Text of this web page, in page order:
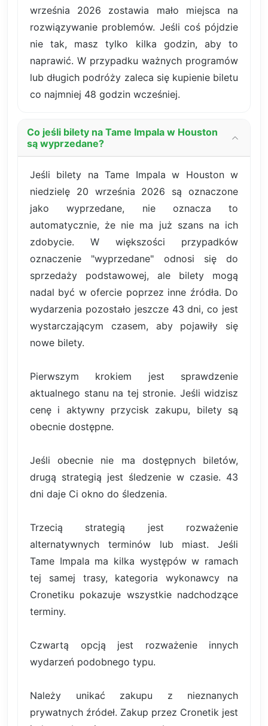
września 2026 zostawia mało miejsca na
rozwiązywanie problemów. Jeśli coś pójdzie
nie tak, masz tylko kilka godzin, aby to
naprawić. W przypadku ważnych programów
lub długich podróży zaleca się kupienie biletu
co najmniej 48 godzin wcześniej.
Co jeśli bilety na Tame Impala w Houston
są wyprzedane?
Jeśli bilety na Tame Impala w Houston w
niedzielę 20 września 2026 są oznaczone
jako wyprzedane, nie oznacza to
automatycznie, że nie ma już szans na ich
zdobycie. W większości przypadków
oznaczenie "wyprzedane" odnosi się do
sprzedaży podstawowej, ale bilety mogą
nadal być w ofercie poprzez inne źródła. Do
wydarzenia pozostało jeszcze 43 dni, co jest
wystarczającym czasem, aby pojawiły się
nowe bilety.
Pierwszym krokiem jest sprawdzenie
aktualnego stanu na tej stronie. Jeśli widzisz
cenę i aktywny przycisk zakupu, bilety są
obecnie dostępne.
Jeśli obecnie nie ma dostępnych biletów,
drugą strategią jest śledzenie w czasie. 43
dni daje Ci okno do śledzenia.
Trzecią strategią jest rozważenie
alternatywnych terminów lub miast. Jeśli
Tame Impala ma kilka występów w ramach
tej samej trasy, kategoria wykonawcy na
Cronetiku pokazuje wszystkie nadchodzące
terminy.
Czwartą opcją jest rozważenie innych
wydarzeń podobnego typu.
Należy unikać zakupu z nieznanych
prywatnych źródeł. Zakup przez Cronetik jest